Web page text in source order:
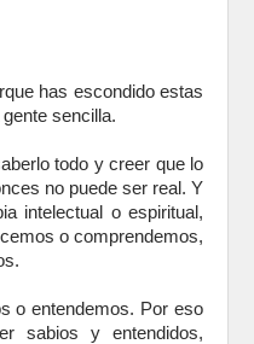
has escondido estas
sencilla.
todo y creer que lo
no puede ser real. Y
intelectual o espiritual,
o comprendemos,
o entendemos. Por eso
sabios y entendidos,